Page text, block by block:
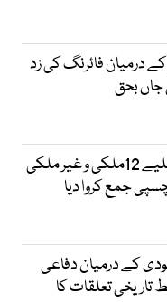
کے درمیان فائرنگ کی زد
فیسکو کی نجکاری کیلیے 12ملکی و غیر ملکی
جمع کروا دیا
کے درمیان دفاعی
تاریخی تعلقات کا